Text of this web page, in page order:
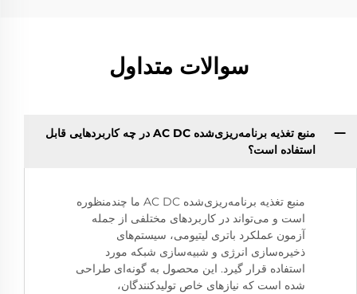
سوالات متداول
منبع تغذیه برنامه‌ریزی‌شده AC DC در چه کاربردهایی قابل
استفاده است؟
منبع تغذیه برنامه‌ریزی‌شده AC DC ما چندمنظوره
است و می‌تواند در کاربردهای مختلفی از جمله
آزمون عملکرد باتری لیتیومی، سیستم‌های
ذخیره‌سازی انرژی و شبیه‌سازی شبکه مورد
استفاده قرار گیرد. این محصول به گونه‌ای طراحی
شده است که نیازهای خاص تولیدکنندگان،